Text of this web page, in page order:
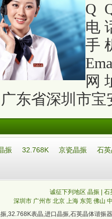
Q
电
手
网
东省深圳市宝
振 32.768K 京瓷晶振 石
诚征下列地区 晶振 |
深圳市 广州市 北京 上海 东莞 佛山
,32.768K表晶,进口晶振,石英晶体谐振器